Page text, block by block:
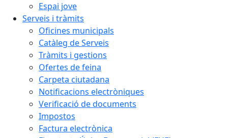
Espai jove
Serveis i tràmits
Oficines municipals
Catàleg de Serveis
Tràmits i gestions
Ofertes de feina
Carpeta ciutadana
Notificacions electròniques
Verificació de documents
Impostos
Factura electrònica